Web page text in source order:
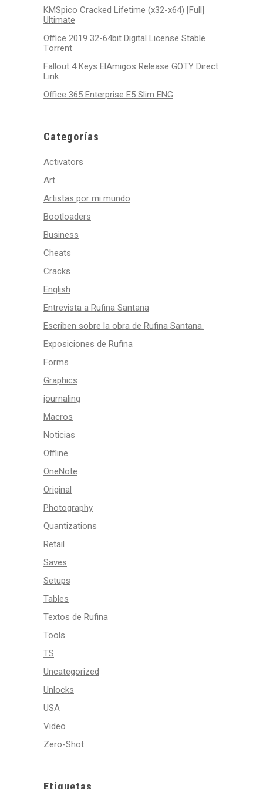
KMSpico Cracked Lifetime (x32-x64) [Full]
Ultimate
Office 2019 32-64bit Digital License Stable
Tоrrеnt
Fallout 4 Keys ElAmigos Release GOTY Direct
Link
Office 365 Enterprise E5 Slim ENG
Categorías
Activators
Art
Artistas por mi mundo
Bootloaders
Business
Cheats
Cracks
English
Entrevista a Rufina Santana
Escriben sobre la obra de Rufina Santana.
Exposiciones de Rufina
Forms
Graphics
journaling
Macros
Noticias
Offline
OneNote
Original
Photography
Quantizations
Retail
Saves
Setups
Tables
Textos de Rufina
Tools
TS
Uncategorized
Unlocks
USA
Video
Zero-Shot
Etiquetas